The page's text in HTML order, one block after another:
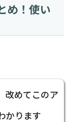
め！使い
改めてこのア
かります